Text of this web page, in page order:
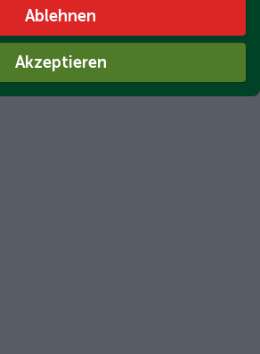
Ablehnen
Akzeptieren